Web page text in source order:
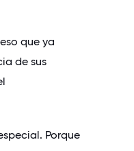
que ya
de sus
Porque